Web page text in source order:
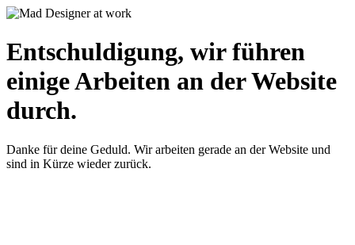
Entschuldigung, wir führen
einige Arbeiten an der Website
durch.
Danke für deine Geduld. Wir arbeiten gerade an der Website und
sind in Kürze wieder zurück.